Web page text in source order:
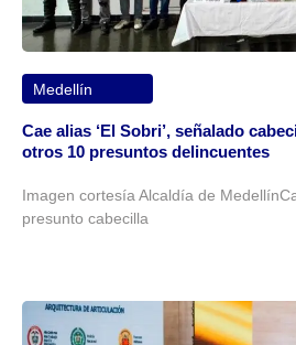
Medellín
Cae alias ‘El Sobri’, señalado
otros 10 presuntos delincuentes
Imagen cortesía Alcaldía de
presunto cabecilla